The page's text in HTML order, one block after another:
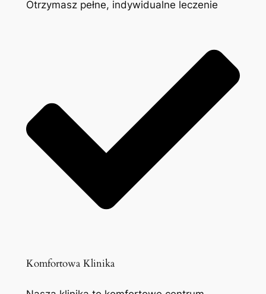
Otrzymasz pełne, indywidualne leczenie
Komfortowa Klinika